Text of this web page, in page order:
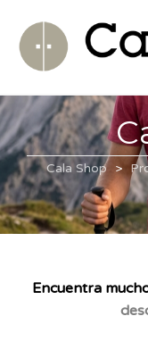
Cala Shop >
Encuentra